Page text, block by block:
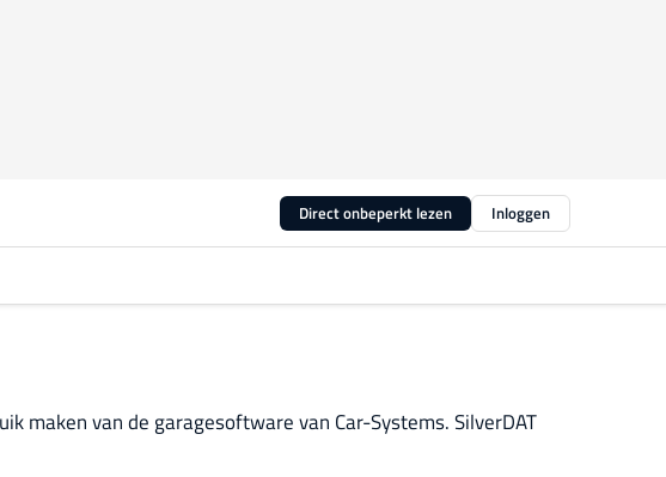
Direct onbeperkt lezen Inloggen
maken van de garagesoftware van Car-Systems. SilverDAT